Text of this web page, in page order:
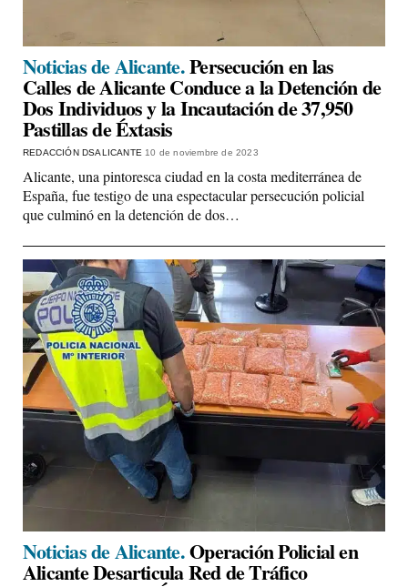
Noticias de Alicante.Persecución en las
Calles de Alicante Conduce a la Detención de
Dos Individuos y la Incautación de 37,950
Pastillas de Éxtasis
REDACCIÓN DSALICANTE 10 de noviembre de 2023
Alicante, una pintoresca ciudad en la costa mediterránea de
España, fue testigo de una espectacular persecución policial
que culminó en la detención de dos…
Noticias de Alicante.Operación Policial en
Alicante Desarticula Red de Tráfico